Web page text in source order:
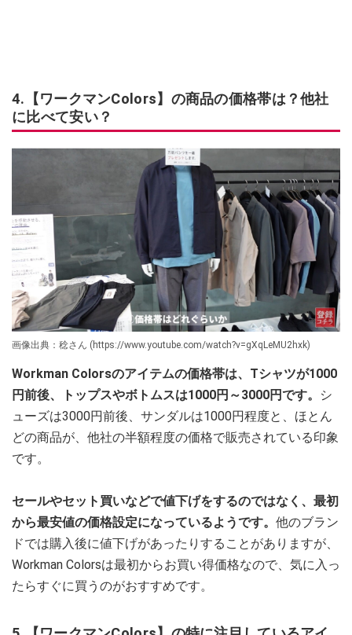
4.【ワークマンColors】の商品の価格帯は？他社
に比べて安い？
画像出典：稔さん (https://www.youtube.com/watch?v=gXqLeMU2hxk)
Workman Colorsのアイテムの価格帯は、Tシャツが1000
円前後、トップスやボトムスは1000円～3000円です。
シ
ューズは3000円前後、サンダルは1000円程度と、ほとん
どの商品が、他社の半額程度の価格で販売されている印象
です。
セールやセット買いなどで値下げをするのではなく、最初
から最安値の価格設定になっているようです。 他のブラン
ドでは購入後に値下げがあったりすることがありますが、
Workman Colorsは最初からお買い得価格なので、気に入っ
たらすぐに買うのがおすすめです。